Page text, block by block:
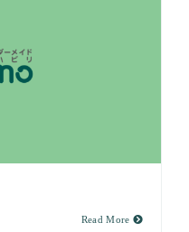
Read More